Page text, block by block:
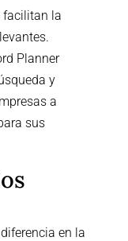
facilitan la
Planner
y
a
sus
en la